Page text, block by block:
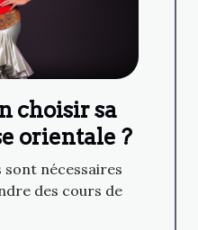
choisir sa
orientale ?
sont nécessaires
des cours de